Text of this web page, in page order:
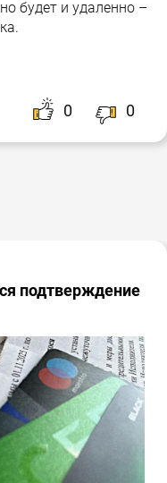
будет и удаленно –
0 0
подтверждение